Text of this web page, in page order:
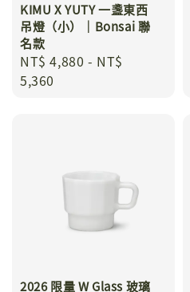
KIMU X YUTY 一盞東西
吊燈（小）｜Bonsai 聯
名款
Regular
price
NT$ 4,880 - NT$
5,360
2026 限量 W Glass 玻璃